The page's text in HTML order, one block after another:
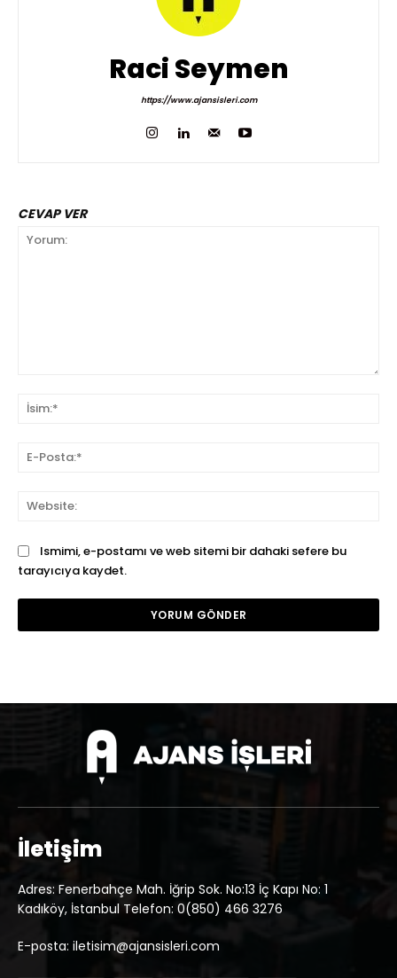
Raci Seymen
https://www.ajansisleri.com
CEVAP VER
Ismimi, e-postamı ve web sitemi bir dahaki sefere bu
tarayıcıya kaydet.
İletişim
Adres: Fenerbahçe Mah. İğrip Sok. No:13 İç Kapı No: 1
Kadıköy, İstanbul Telefon: 0(850) 466 3276
E-posta: iletisim@ajansisleri.com